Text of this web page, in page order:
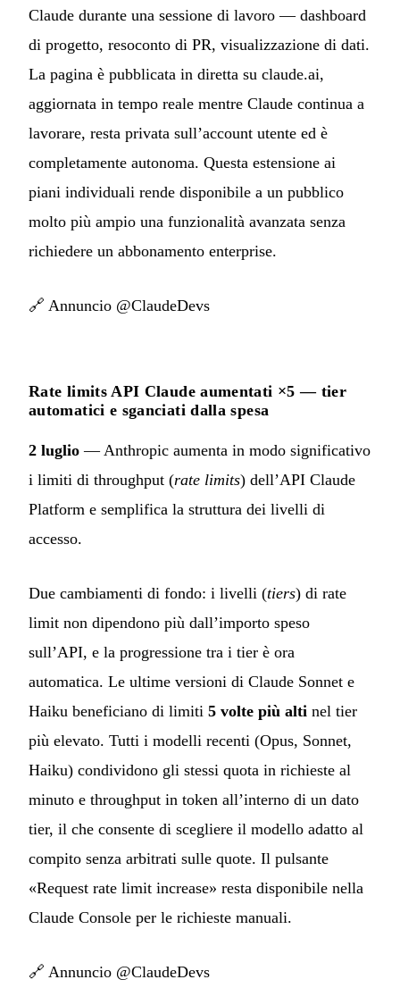
Claude durante una sessione di lavoro — dashboard
di progetto, resoconto di PR, visualizzazione di dati.
La pagina è pubblicata in diretta su claude.ai,
aggiornata in tempo reale mentre Claude continua a
lavorare, resta privata sull’account utente ed è
completamente autonoma. Questa estensione ai
piani individuali rende disponibile a un pubblico
molto più ampio una funzionalità avanzata senza
richiedere un abbonamento enterprise.
🔗 Annuncio @ClaudeDevs
Rate limits API Claude aumentati ×5 — tier
automatici e sganciati dalla spesa
2 luglio — Anthropic aumenta in modo significativo
i limiti di throughput (rate limits) dell’API Claude
Platform e semplifica la struttura dei livelli di
accesso.
Due cambiamenti di fondo: i livelli (tiers) di rate
limit non dipendono più dall’importo speso
sull’API, e la progressione tra i tier è ora
automatica. Le ultime versioni di Claude Sonnet e
Haiku beneficiano di limiti 5 volte più alti nel tier
più elevato. Tutti i modelli recenti (Opus, Sonnet,
Haiku) condividono gli stessi quota in richieste al
minuto e throughput in token all’interno di un dato
tier, il che consente di scegliere il modello adatto al
compito senza arbitrati sulle quote. Il pulsante
«Request rate limit increase» resta disponibile nella
Claude Console per le richieste manuali.
🔗 Annuncio @ClaudeDevs